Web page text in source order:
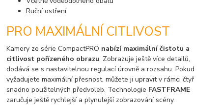
Ruční ostření
PRO MAXIMÁLNÍ CITLIVOST
Kamery ze série CompactPRO nabízí maximální čistotu a
citlivost pořízeného obrazu. Zobrazuje ještě více detailů,
dodává se s nastavitelnou regulací úrovně a rozsahu. Pokud
vyžadujete maximální přesnost, můžete ji upravit v rámci čtyř
snadno použitelných předvoleb. Technologie FASTFRAME
zaručuje ještě rychlejší a plynulejší zobrazování scény.